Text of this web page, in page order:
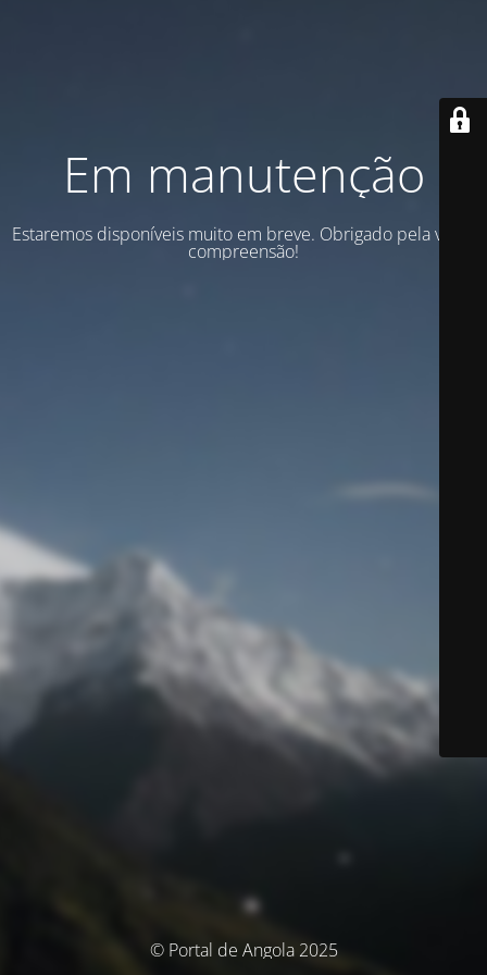
Em manutenção
Estaremos disponíveis muito em breve. Obrigado pela vossa
compreensão!
© Portal de Angola 2025